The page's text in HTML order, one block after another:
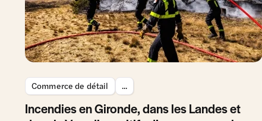
Commerce de détail ...
Incendies en Gironde, dans les Landes et